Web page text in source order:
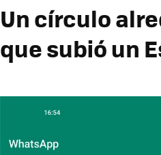
Un círculo
que subió un